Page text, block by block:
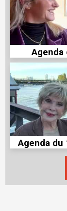
Agenda
Agenda du